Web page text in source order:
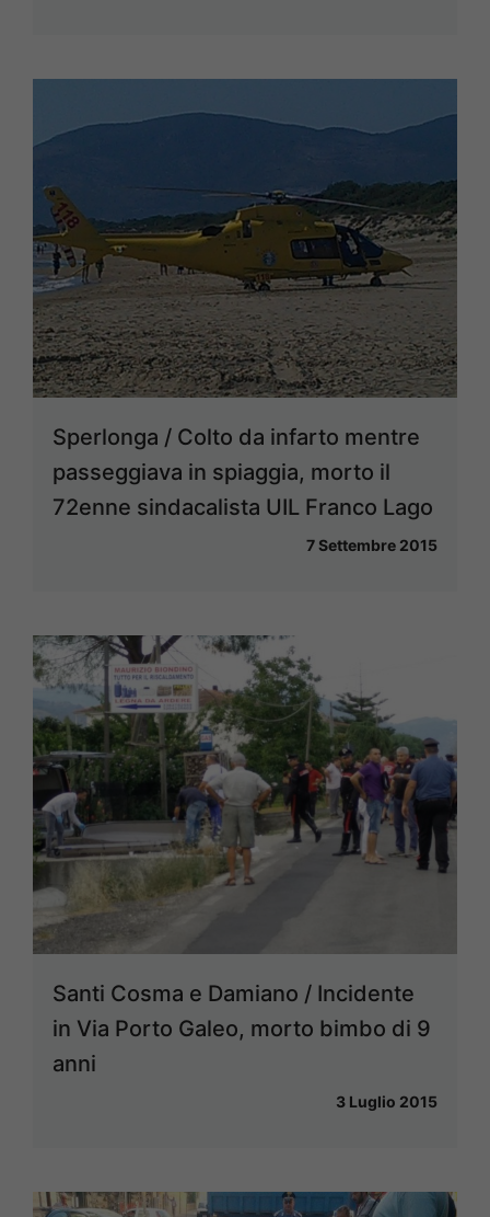
Sperlonga / Colto da infarto mentre
passeggiava in spiaggia, morto il
72enne sindacalista UIL Franco Lago
7 Settembre 2015
Santi Cosma e Damiano / Incidente
in Via Porto Galeo, morto bimbo di 9
anni
3 Luglio 2015